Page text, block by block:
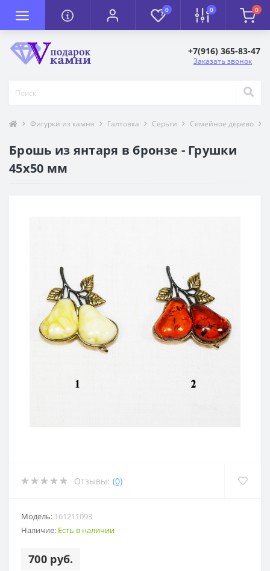
0 0 0
+7(916) 365-83-47
Заказать звонок
Фигурки из камня Галтовка Серьги Семейное дерево
Брошь из янтаря в бронзе - Грушки
45х50 мм
Отзывы: (0)
Модель: 161211093
Наличие: Есть в наличии
700 руб.